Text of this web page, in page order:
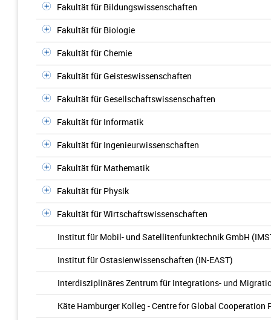
Fakultät für Bildungswissenschaften
Fakultät für Biologie
Fakultät für Chemie
Fakultät für Geisteswissenschaften
Fakultät für Gesellschaftswissenschaften
Fakultät für Informatik
Fakultät für Ingenieurwissenschaften
Fakultät für Mathematik
Fakultät für Physik
Fakultät für Wirtschaftswissenschaften
Institut für Mobil- und Satellitenfunktechnik GmbH
Institut für Ostasienwissenschaften (IN-EAST)
Interdisziplinäres Zentrum für Integrations- und
Käte Hamburger Kolleg - Centre for Global Cooperation